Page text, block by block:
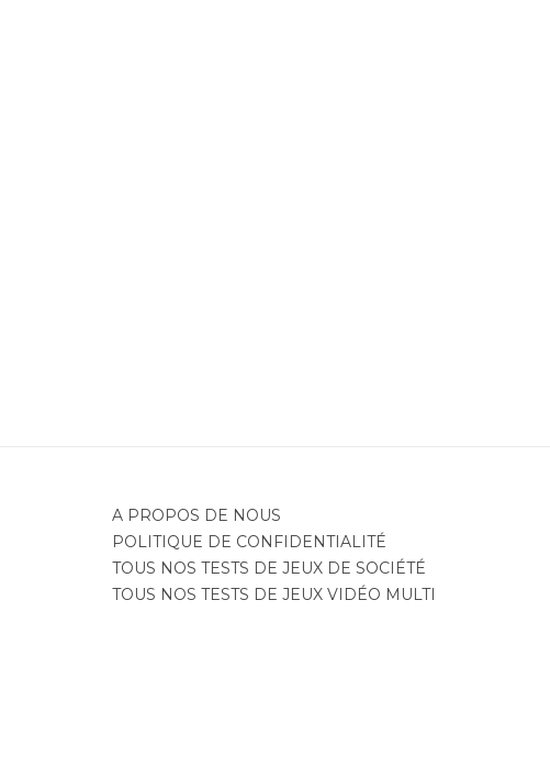
A PROPOS DE NOUS
POLITIQUE DE CONFIDENTIALITÉ
TOUS NOS TESTS DE JEUX DE SOCIÉTÉ
TOUS NOS TESTS DE JEUX VIDÉO MULTI